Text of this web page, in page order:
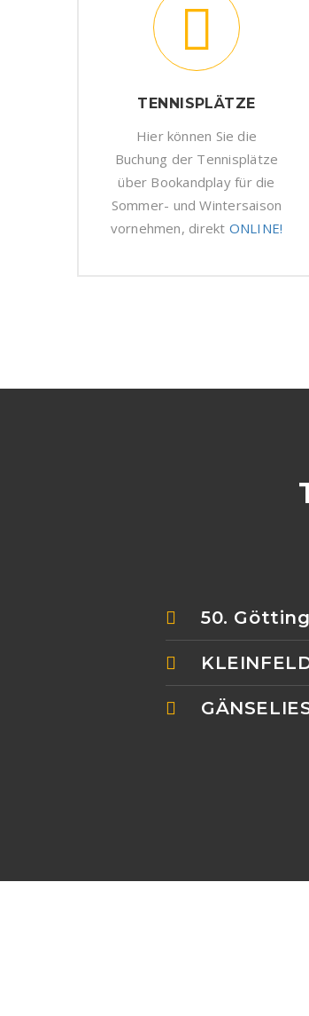
TENNISPLÄTZE
Hier können Sie die
Buchung der Tennisplätze
über Bookandplay für die
Sommer- und Wintersaison
vornehmen, direkt ONLINE!
50.